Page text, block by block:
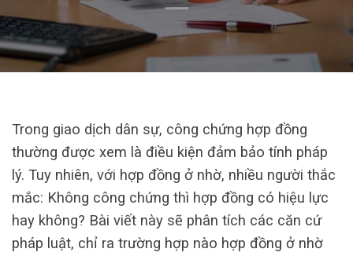
Trong giao dịch dân sự, công chứng hợp đồng
thường được xem là điều kiện đảm bảo tính pháp
lý. Tuy nhiên, với hợp đồng ở nhờ, nhiều người thắc
mắc: Không công chứng thì hợp đồng có hiệu lực
hay không? Bài viết này sẽ phân tích các căn cứ
pháp luật, chỉ ra trường hợp nào hợp đồng ở nhờ